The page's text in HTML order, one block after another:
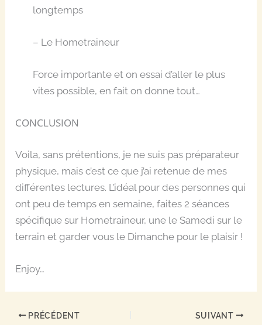
longtemps
– Le Hometraineur
Force importante et on essai d’aller le plus
vites possible, en fait on donne tout…
CONCLUSION
Voila, sans prétentions, je ne suis pas préparateur
physique, mais c’est ce que j’ai retenue de mes
différentes lectures. L’idéal pour des personnes qui
ont peu de temps en semaine, faites 2 séances
spécifique sur Hometraineur, une le Samedi sur le
terrain et garder vous le Dimanche pour le plaisir !
Enjoy…
PRÉCÉDENT SUIVANT